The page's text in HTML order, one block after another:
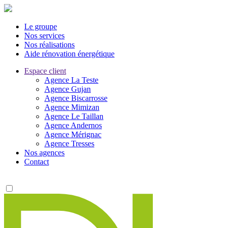
Le groupe
Nos services
Nos réalisations
Aide rénovation énergétique
Espace client
Agence La Teste
Agence Gujan
Agence Biscarrosse
Agence Mimizan
Agence Le Taillan
Agence Andernos
Agence Mérignac
Agence Tresses
Nos agences
Contact